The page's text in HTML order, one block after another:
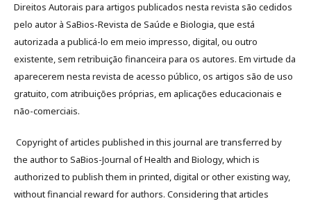
Direitos Autorais para artigos publicados nesta revista são cedidos
pelo autor à SaBios-Revista de Saúde e Biologia, que está
autorizada a publicá-lo em meio impresso, digital, ou outro
existente, sem retribuição financeira para os autores. Em virtude da
aparecerem nesta revista de acesso público, os artigos são de uso
gratuito, com atribuições próprias, em aplicações educacionais e
não-comerciais.
Copyright of articles published in this journal are transferred by
the author to SaBios-Journal of Health and Biology, which is
authorized to publish them in printed, digital or other existing way,
without financial reward for authors. Considering that articles